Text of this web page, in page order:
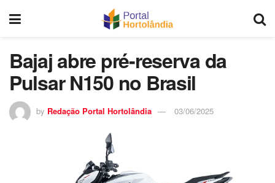
Bajaj abre pré-reserva da
Pulsar N150 no Brasil
by Redação Portal Hortolândia 03/06/2025